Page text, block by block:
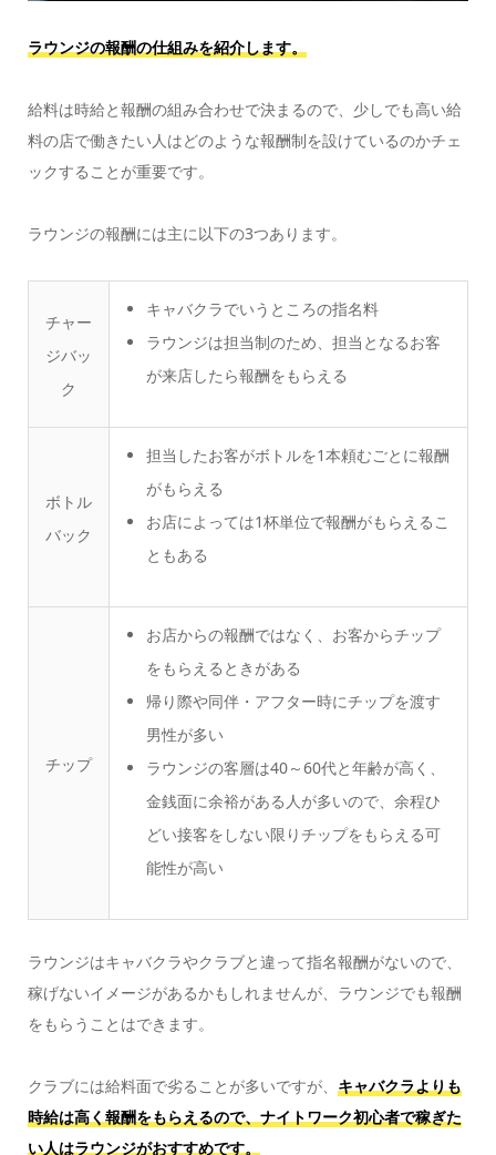
ラウンジの報酬の仕組みを紹介します。
給料は時給と報酬の組み合わせで決まるので、少しでも高い給
料の店で働きたい人はどのような報酬制を設けているのかチェ
ックすることが重要です。
ラウンジの報酬には主に以下の3つあります。
チャー
ジバッ
ク
キャバクラでいうところの指名料
ラウンジは担当制のため、担当となるお客
が来店したら報酬をもらえる
ボトル
バック
担当したお客がボトルを1本頼むごとに報酬
がもらえる
お店によっては1杯単位で報酬がもらえるこ
ともある
チップ
お店からの報酬ではなく、お客からチップ
をもらえるときがある
帰り際や同伴・アフター時にチップを渡す
男性が多い
ラウンジの客層は40～60代と年齢が高く、
金銭面に余裕がある人が多いので、余程ひ
どい接客をしない限りチップをもらえる可
能性が高い
ラウンジはキャバクラやクラブと違って指名報酬がないので、
稼げないイメージがあるかもしれませんが、ラウンジでも報酬
をもらうことはできます。
クラブには給料面で劣ることが多いですが、 キャバクラよりも
時給は高く報酬をもらえるので、ナイトワーク初心者で稼ぎた
い人はラウンジがおすすめです。